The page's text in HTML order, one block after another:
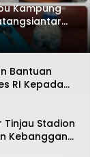
Kampung
Bantuan
RI Kepada
Stadion
Kebanggan